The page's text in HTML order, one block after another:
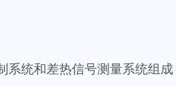
系统和差热信号测量系统组